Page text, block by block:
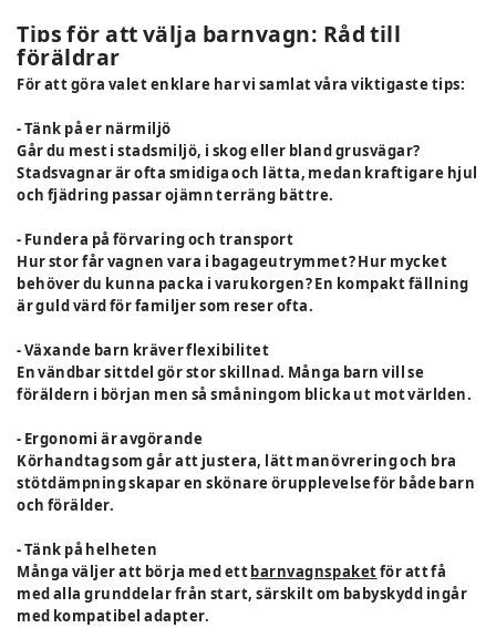
Tips för att välja barnvagn: Råd till
föräldrar
För att göra valet enklare har vi samlat våra viktigaste tips:
- Tänk på er närmiljö
Går du mest i stadsmiljö, i skog eller bland grusvägar?
Stadsvagnar är ofta smidiga och lätta, medan kraftigare hjul
och fjädring passar ojämn terräng bättre.
- Fundera på förvaring och transport
Hur stor får vagnen vara i bagageutrymmet? Hur mycket
behöver du kunna packa i varukorgen? En kompakt fällning
är guld värd för familjer som reser ofta.
- Växande barn kräver flexibilitet
En vändbar sittdel gör stor skillnad. Många barn vill se
föräldern i början men så småningom blicka ut mot världen.
- Ergonomi är avgörande
Körhandtag som går att justera, lätt manövrering och bra
stötdämpning skapar en skönare örupplevelse för både barn
och förälder.
- Tänk på helheten
Många väljer att börja med ett barnvagnspaketför att få
med alla grunddelar från start, särskilt om babyskydd ingår
med kompatibel adapter.